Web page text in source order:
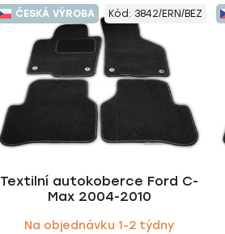
n
d
u
t
ČESKÁ VÝROBA
Textilní autokoberce Ford C-
Max 2004-2010
Na objednávku 1-2 týdny
Kód: 3842/ERN/BEZ